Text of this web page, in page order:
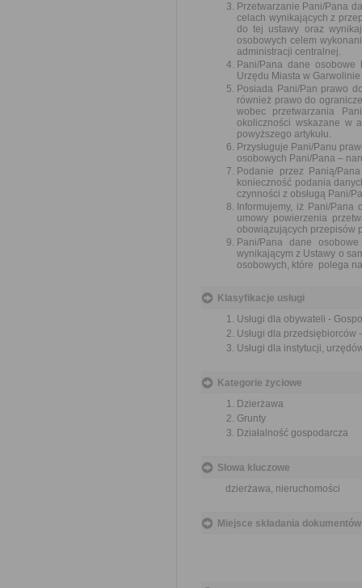
Przetwarzanie Pani/Pana
celach wynikających z
do tej ustawy oraz
osobowych celem
administracji centralnej.
Pani/Pana dane osobowe
Urzędu Miasta w Garwolinie
Posiada Pani/Pan prawo
również prawo do
wobec przetwarzania
okoliczności wskazane w
powyższego artykułu.
Przysługuje Pani/Panu
osobowych Pani/Pana –
Podanie przez Panią/
konieczność podania
czynności z obsługą Pani/
Informujemy, iż Pani/
umowy powierzenia
obowiązujących przepisów
Pani/Pana dane
wynikającym z Ustawy o
osobowych, które polega
Klasyfikacje usługi
Usługi dla obywateli -
Usługi dla
Usługi dla instytucji,
Kategorie życiowe
Dzierżawa
Grunty
Działalność gospodarcza
Słowa kluczowe
dzierżawa, nieruchomości
Miejsce składania dokumentów